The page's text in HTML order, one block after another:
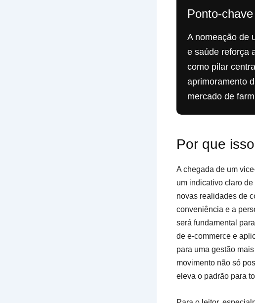
Ponto-chave
A nomeação de
e saúde reforça
como pilar
aprimoramento
mercado de
Por que
A chegada de um
um indicativo claro
novas realidades de
conveniência e a
será fundamental
de e-commerce e
para uma gestão
movimento não só
eleva o padrão para